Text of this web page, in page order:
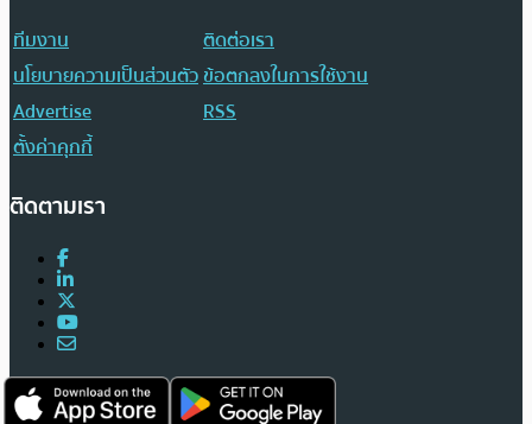
ทีมงาน
ติดต่อเรา
นโยบายความเป็นส่วนตัวข้อตกลงในการใช้งาน
Advertise
RSS
ตั้งค่าคุกกี้
ติดตามเรา